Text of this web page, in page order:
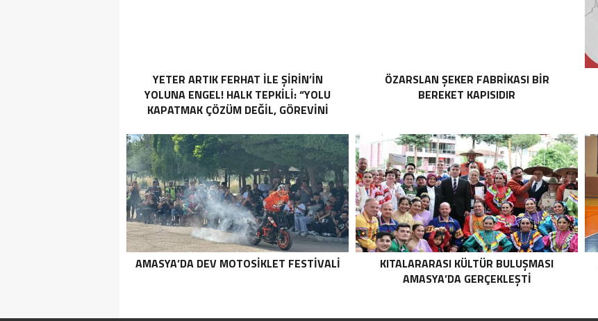
YETER ARTIK FERHAT İLE ŞİRİN’İN
YOLUNA ENGEL! HALK TEPKİLİ: “YOLU
KAPATMAK ÇÖZÜM DEĞİL, GÖREVİNİ
ÖZARSLAN ŞEKER FABRİKASI BİR
BEREKET KAPISIDIR
AMASYA’DA DEV MOTOSIKLET FESTIVALI
KITALARARASI KÜLTÜR BULUŞMASI
AMASYA’DA GERÇEKLEŞTI